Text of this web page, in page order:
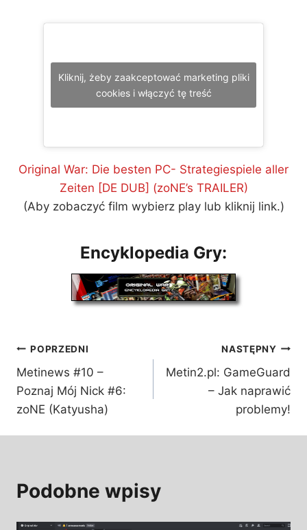
Kliknij, żeby zaakceptować marketing pliki
cookies i włączyć tę treść
Original War: Die besten PC- Strategiespiele aller
Zeiten [DE DUB] (zoNE’s TRAILER)
(Aby zobaczyć film wybierz play lub kliknij link.)
Encyklopedia Gry:
Nawigacja
wpisu
POPRZEDNI
Metinews #10 –
Poznaj Mój Nick #6:
zoNE (Katyusha)
NASTĘPNY
Metin2.pl: GameGuard
– Jak naprawić
problemy!
Podobne wpisy